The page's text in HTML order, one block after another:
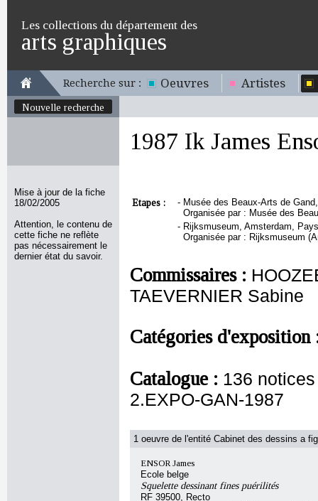
Les collections du département des
arts graphiques
Recherche sur : Oeuvres Artistes
Nouvelle recherche
Mise à jour de la fiche
18/02/2005
Attention, le contenu de
cette fiche ne reflète
pas nécessairement le
dernier état du savoir.
1987 Ik James
Etapes : - Musée des Beaux-Arts de
Organisée par : Musée des
- Rijksmuseum, Amsterdam,
Organisée par : Rijksmuseum
Commissaires :
TAEVERNIER Sabine
Catégories
Catalogue : 136
2.EXPO-GAN-1987
1 oeuvre de l'entité Cabinet des dessins a
ENSOR James
Ecole belge
Squelette dessinant fines puérilités
RF 39500, Recto